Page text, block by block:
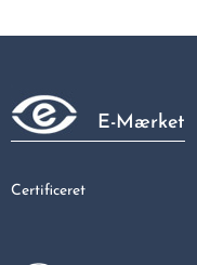
6,64 kr
E-Mærket
Certificeret